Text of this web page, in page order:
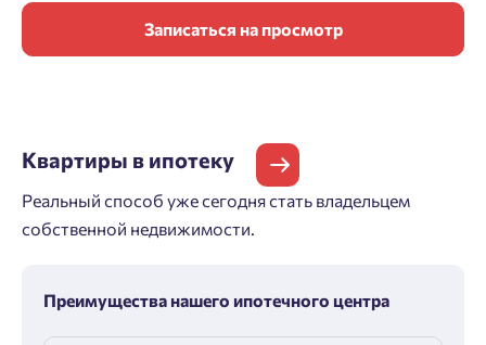
Записаться на просмотр
Квартиры в ипотеку
Реальный способ уже сегодня стать владельцем
собственной недвижимости.
Преимущества нашего ипотечного центра